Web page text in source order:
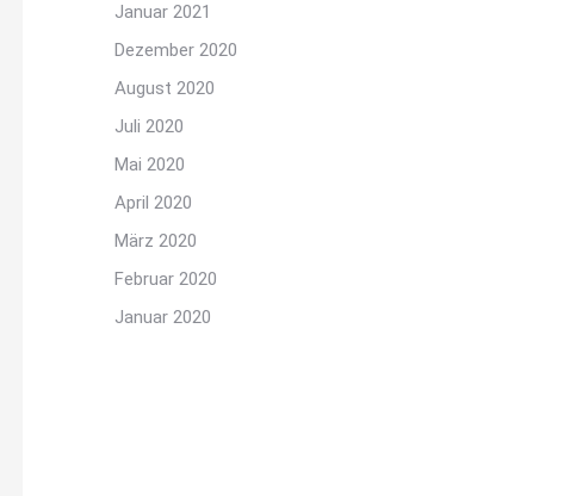
Januar 2021
Dezember 2020
August 2020
Juli 2020
Mai 2020
April 2020
März 2020
Februar 2020
Januar 2020